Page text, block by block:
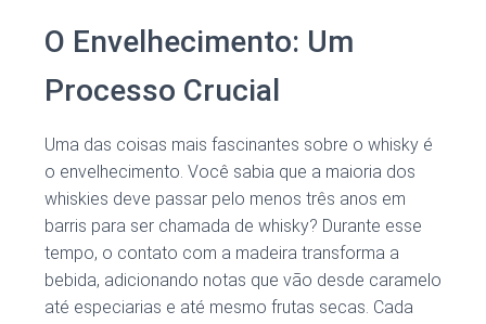
O Envelhecimento: Um
Processo Crucial
Uma das coisas mais fascinantes sobre o whisky é
o envelhecimento. Você sabia que a maioria dos
whiskies deve passar pelo menos três anos em
barris para ser chamada de whisky? Durante esse
tempo, o contato com a madeira transforma a
bebida, adicionando notas que vão desde caramelo
até especiarias e até mesmo frutas secas. Cada